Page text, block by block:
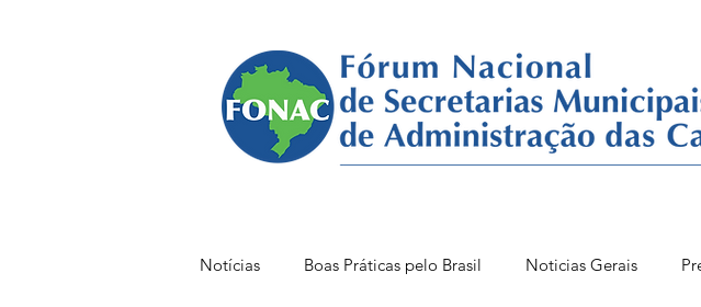
Notícias Boas Práticas pelo Brasil Noticias Gerais